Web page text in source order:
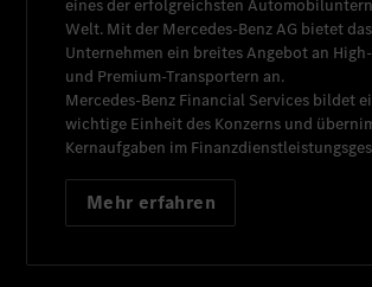
eines der erfolgreichsten
Welt. Mit der Mercedes-Benz AG bietet das
Unternehmen ein breites Angebot an
und Premium-Transportern an.
Mercedes-Benz Financial Services bildet
wichtige Einheit des Konzerns und
Kernaufgaben im
Mehr erfahren